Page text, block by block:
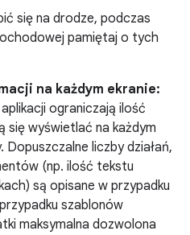
się na drodze, podczas
pamiętaj o tych
na każdym ekranie:
ograniczają ilość
się wyświetlać na każdym
Dopuszczalne liczby działań,
(np. ilość tekstu
są opisane w przypadku
szablonów
maksymalna dozwolona